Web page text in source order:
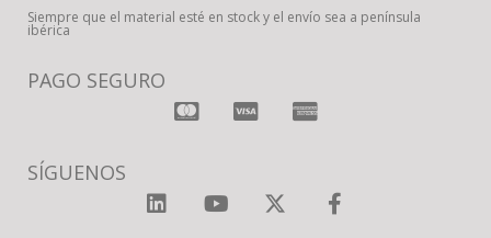
Siempre que el material esté en stock y el envío sea a península
ibérica
PAGO SEGURO
SÍGUENOS